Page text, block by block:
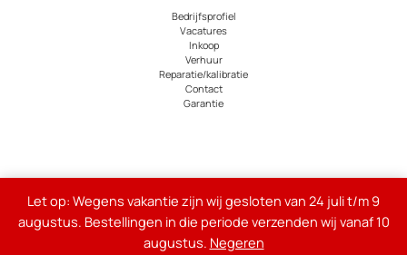
Let op: Wegens vakantie zijn wij gesloten van 24 juli t/m 9
augustus. Bestellingen in die periode verzenden wij vanaf 10
augustus. Negeren
Bedrijfsprofiel
Vacatures
Inkoop
Verhuur
Reparatie/kalibratie
Contact
Garantie
Alle genoemde bedragen op de site zijn exclusief 21% btw